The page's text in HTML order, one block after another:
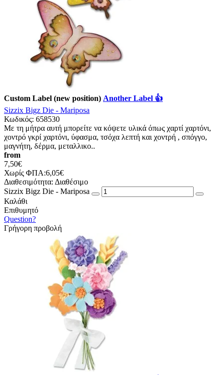
Custom Label (new position) Another Label 👍
Sizzix Bigz Die - Mariposa
Κωδικός: 658530
Με τη μήτρα αυτή μπορείτε να κόψετε υλικά όπως χαρτί χαρτόνι,
χοντρό γκρί χαρτόνι, ύφασμα, τσόχα λεπτή και χοντρή , σπόγγο,
μαγνήτη, δέρμα, μεταλλικο..
from
7,50€
Χωρίς ΦΠΑ:6,05€
Διαθεσιμότητα: Διαθέσιμο
Sizzix Bigz Die - Mariposa
Καλάθι
Επιθυμητό
Question?
Γρήγορη προβολή